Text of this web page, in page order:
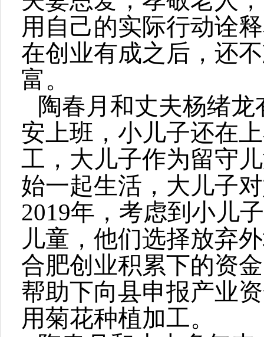
用自己的实际行动诠
在创业有成之后，还
富。
陶春月和丈夫杨绪
安上班，小儿子还在
工，大儿子作为留守
始一起生活，大儿子
2019年，考虑到小儿
儿童，他们选择放弃
合肥创业积累下的资
帮助下向县申报产业
用菊花种植加工。